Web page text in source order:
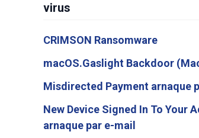
virus
CRIMSON Ransomware
macOS.Gaslight Backdoor
Misdirected Payment arnaque
New Device Signed In To Your
arnaque par e-mail